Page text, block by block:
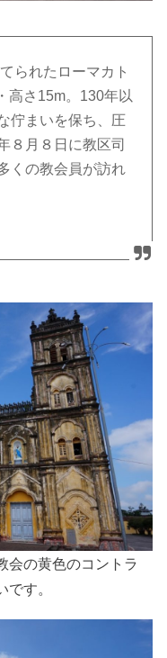
られたローマカト
高さ15m。130年以
佇まいを保ち、圧
８月８日に教区司
くの教会員が訪れ
会の黄色のコントラ
す。